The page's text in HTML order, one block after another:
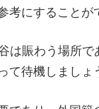
考にすることが
は賑わう場所
待機しましょ